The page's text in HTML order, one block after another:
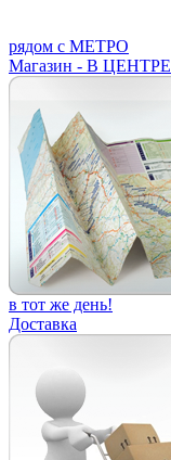
рядом с МЕТРО
Магазин - В ЦЕНТРЕ
в тот же день!
Доставка